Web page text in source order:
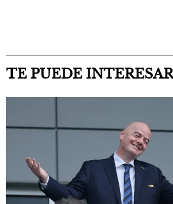
TE PUEDE INTERESAR